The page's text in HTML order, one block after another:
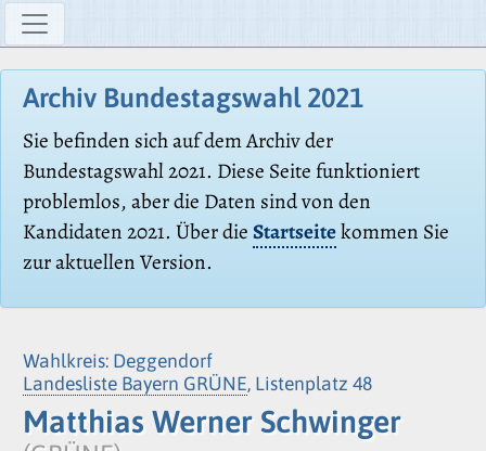
Archiv Bundestagswahl 2021
Sie befinden sich auf dem Archiv der
Bundestagswahl 2021. Diese Seite funktioniert
problemlos, aber die Daten sind von den
Kandidaten 2021. Über dieStartseitekommen Sie
zur aktuellen Version.
Wahlkreis: Deggendorf
Landesliste Bayern GRÜNE, Listenplatz 48
Matthias Werner Schwinger